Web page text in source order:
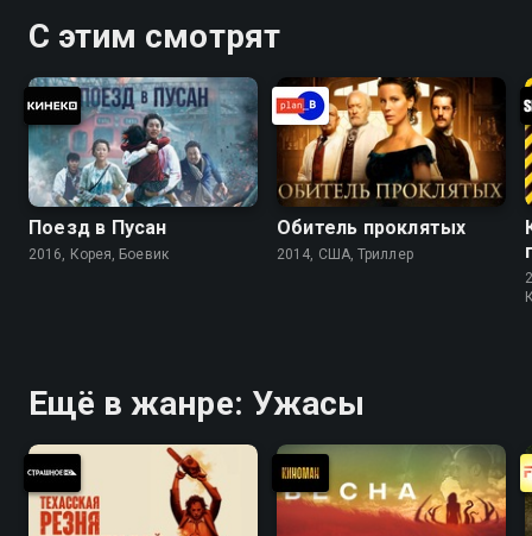
С этим смотрят
Поезд в Пусан
2016, Корея, Боевик
Обитель проклятых
2014, США, Триллер
Ещё в жанре: Ужасы